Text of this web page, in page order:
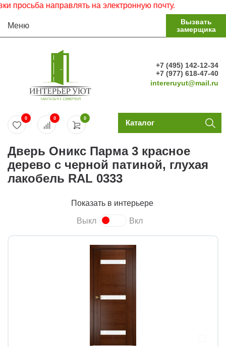
направлять на электронную почту.
Меню
Вызвать
замерщика
+7 (495) 142-12-34
+7 (977) 618-47-40
intereruyut@mail.ru
0
0 0 Каталог
Дверь Оникс Парма 3 красное
дерево с черной патиной, глухая
лакобель RAL 0333
Показать в интерьере
Выкл Вкл